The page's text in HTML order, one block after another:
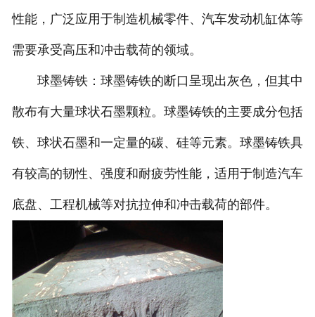
性能，广泛应用于制造机械零件、汽车发动机缸体等
需要承受高压和冲击载荷的领域。
球墨铸铁：球墨铸铁的断口呈现出灰色，但其中
散布有大量球状石墨颗粒。球墨铸铁的主要成分包括
铁、球状石墨和一定量的碳、硅等元素。球墨铸铁具
有较高的韧性、强度和耐疲劳性能，适用于制造汽车
底盘、工程机械等对抗拉伸和冲击载荷的部件。